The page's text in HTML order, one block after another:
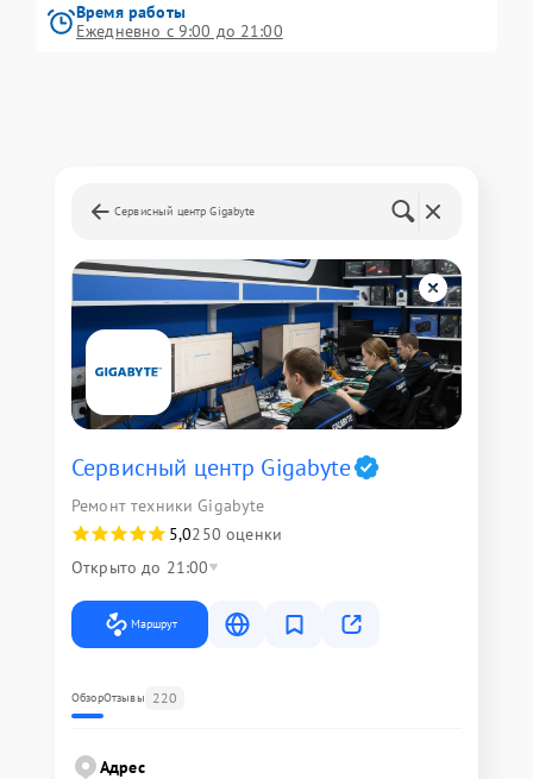
Время работы
Ежедневно с 9:00 до 21:00
Сервисный центр Gigabyte
Сервисный центр Gigabyte
Ремонт техники Gigabyte
5,0250 оценки
Открыто до 21:00
Маршрут
ОбзорОтзывы 220
Адрес